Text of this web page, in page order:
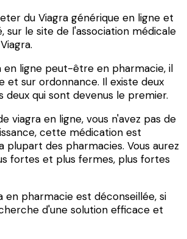
du Viagra générique en ligne et
sur le site de l'association médicale
en ligne peut-être en pharmacie, il
et sur ordonnance. Il existe deux
deux qui sont devenus le premier.
viagra en ligne, vous n'avez pas de
cette médication est
plupart des pharmacies. Vous aurez
fortes et plus fermes, plus fortes
en pharmacie est déconseillée, si
d'une solution efficace et